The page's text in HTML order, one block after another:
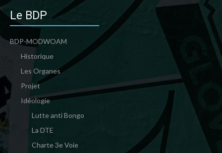
Le BDP
BDP-MODWOAM
Historique
Les Organes
Projet
Idéologie
Lutte anti Bongo
La DTE
Charte 3e Voie